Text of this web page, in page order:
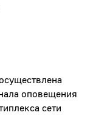
оповещения
сети